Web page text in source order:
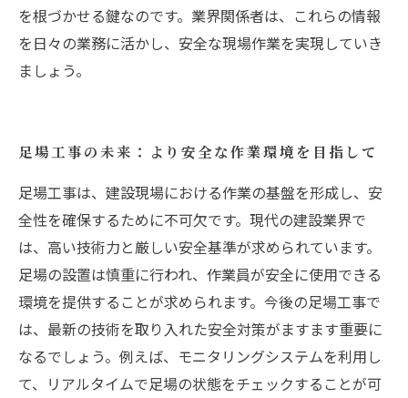
を根づかせる鍵なのです。業界関係者は、これらの情報
を日々の業務に活かし、安全な現場作業を実現していき
ましょう。
足場工事の未来：より安全な作業環境を目指して
足場工事は、建設現場における作業の基盤を形成し、安
全性を確保するために不可欠です。現代の建設業界で
は、高い技術力と厳しい安全基準が求められています。
足場の設置は慎重に行われ、作業員が安全に使用できる
環境を提供することが求められます。今後の足場工事で
は、最新の技術を取り入れた安全対策がますます重要に
なるでしょう。例えば、モニタリングシステムを利用し
て、リアルタイムで足場の状態をチェックすることが可